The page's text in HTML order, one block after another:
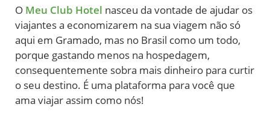
O Meu Club Hotel nasceu da vontade de ajudar os
viajantes a economizarem na sua viagem não só
aqui em Gramado, mas no Brasil como um todo,
porque gastando menos na hospedagem,
consequentemente sobra mais dinheiro para curtir
o seu destino. É uma plataforma para você que
ama viajar assim como nós!